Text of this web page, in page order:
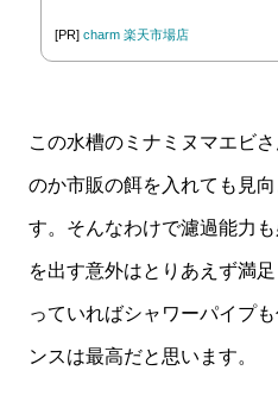
[PR]charm 楽天市場店
この水槽のミナミヌマエビ
のか市販の餌を入れても見
す。そんなわけで濾過能力
を出す意外はとりあえず満
っていればシャワーパイプ
ンスは最高だと思います。